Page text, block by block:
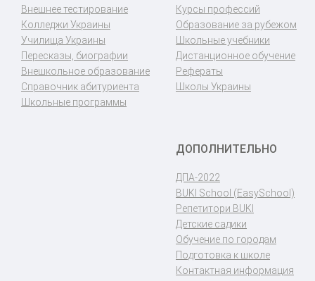
Внешнее тестирование
Колледжи Украины
Училища Украины
Пересказы, биографии
Внешкольное образование
Справочник абитуриента
Школьные программы
Курсы профессий
Образование за рубежом
Школьные учебники
Дистанционное обучение
Рефераты
Школы Украины
ДОПОЛНИТЕЛЬНО
ДПА-2022
BUKI School (EasySchool)
Репетитори BUKI
Детские садики
Обучение по городам
Подготовка к школе
Контактная информация